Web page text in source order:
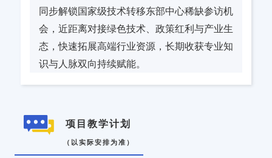
同步解锁国家级技术转移东部中心稀缺参访机
会，近距离对接绿色技术、政策红利与产业生
态，快速拓展高端行业资源，长期收获专业知
识与人脉双向持续赋能。
项目教学计划
（以实际安排为准）